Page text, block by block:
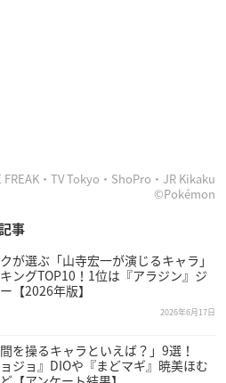
・TV Tokyo・ShoPro・JR Kikaku
©Pokémon
事
が選ぶ「山寺宏一が演じるキャラ」
ングTOP10！1位は『アラジン』ジ
【2026年版】
2026年6月17日
間を操るキャラといえば？」9選！
ョジョ』DIOや『まどマギ』暁美ほむ